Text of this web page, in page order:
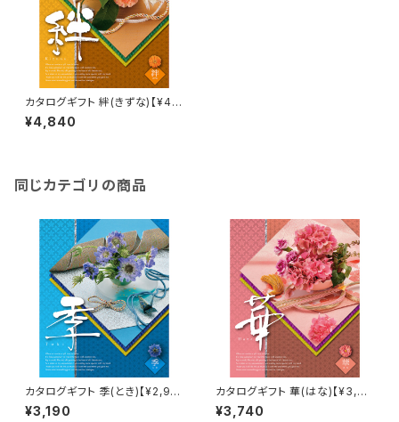
カタログギフト 絆(きずな)【¥4,4
00コース】Choice Collectio
n
¥4,840
同じカテゴリの商品
カタログギフト 季(とき)【¥2,90
0コース】Choice Collection
¥3,190
カタログギフト 華(はな)【¥3,40
0コース】Choice Collection
¥3,740